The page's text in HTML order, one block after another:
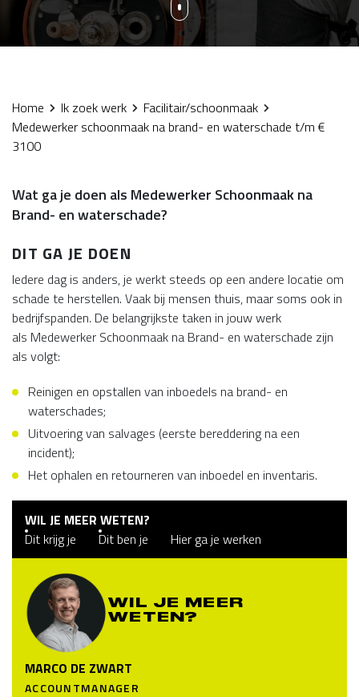
Home Ik zoek werk
Facilitair/schoonmaak
Medewerker schoonmaak na brand- en waterschade t/m €
3100
Wat ga je doen als Medewerker Schoonmaak na
Brand- en waterschade?
DIT GA JE DOEN
Iedere dag is anders, je werkt steeds op een andere locatie om
schade te herstellen. Vaak bij mensen thuis, maar soms ook in
bedrijfspanden. De belangrijkste taken in jouw werk
als Medewerker Schoonmaak na Brand- en waterschade zijn
als volgt:
Reinigen en opstallen van inboedels na brand- en
waterschades;
Uitvoering van salvages (eerste bereddering na een
incident);
Het ophalen en retourneren van inboedel en inventaris.
WIL JE MEER WETEN?
Dit krijg je
Dit ben je Hier ga je werken
WIL JE MEER
WETEN?
MARCO DE ZWART
ACCOUNTMANAGER